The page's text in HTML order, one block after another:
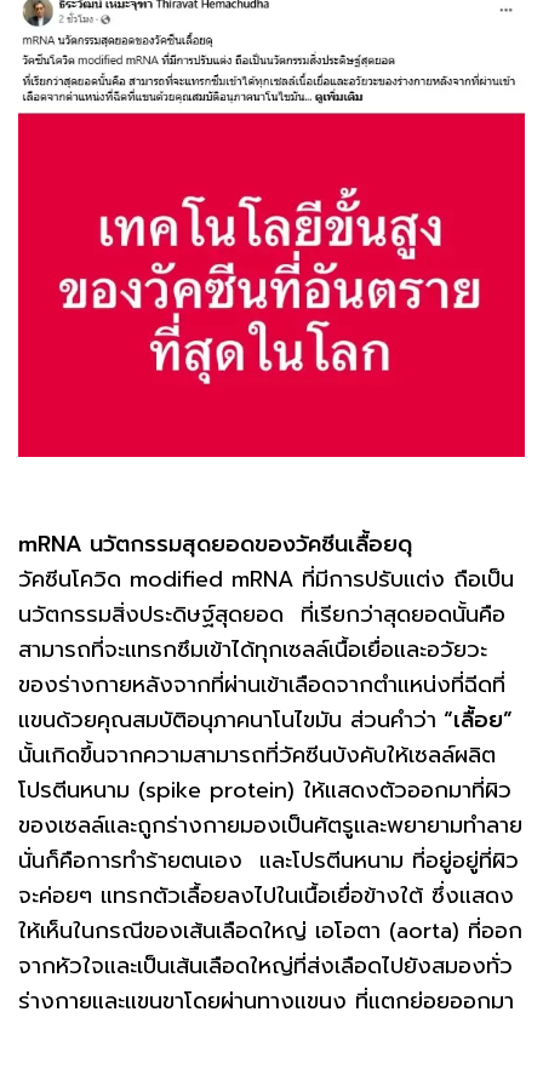
mRNA นวัตกรรมสุดยอดของวัคซีนเลื้อยดุ
วัคซีนโควิด modified mRNA ที่มีการปรับแต่ง ถือเป็น
นวัตกรรมสิ่งประดิษฐ์สุดยอด ที่เรียกว่าสุดยอดนั้นคือ
สามารถที่จะแทรกซึมเข้าได้ทุกเซลล์เนื้อเยื่อและอวัยวะ
ของร่างกายหลังจากที่ผ่านเข้าเลือดจากตำแหน่งที่ฉีดที่
แขนด้วยคุณสมบัติอนุภาคนาโนไขมัน ส่วนคำว่า “เลื้อย”
นั้นเกิดขึ้นจากความสามารถที่วัคซีนบังคับให้เซลล์ผลิต
โปรตีนหนาม (spike protein) ให้แสดงตัวออกมาที่ผิว
ของเซลล์และถูกร่างกายมองเป็นศัตรูและพยายามทำลาย
นั่นก็คือการทำร้ายตนเอง และโปรตีนหนาม ที่อยู่อยู่ที่ผิว
จะค่อยๆ แทรกตัวเลื้อยลงไปในเนื้อเยื่อข้างใต้ ซึ่งแสดง
ให้เห็นในกรณีของเส้นเลือดใหญ่ เอโอตา (aorta) ที่ออก
จากหัวใจและเป็นเส้นเลือดใหญ่ที่ส่งเลือดไปยังสมองทั่ว
ร่างกายและแขนขาโดยผ่านทางแขนง ที่แตกย่อยออกมา